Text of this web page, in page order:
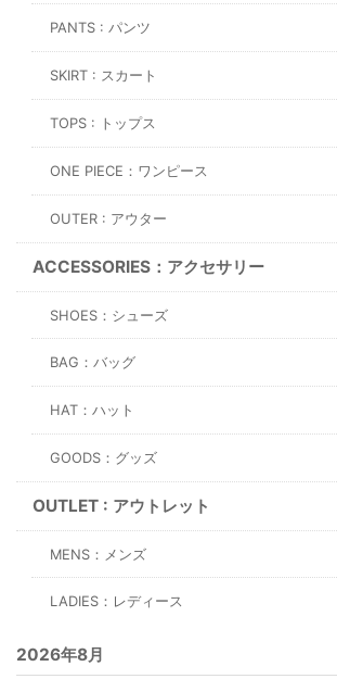
PANTS : パンツ
SKIRT : スカート
TOPS : トップス
ONE PIECE：ワンピース
OUTER : アウター
ACCESSORIES：アクセサリー
SHOES：シューズ
BAG：バッグ
HAT：ハット
GOODS：グッズ
OUTLET : アウトレット
MENS：メンズ
LADIES：レディース
2026年8月